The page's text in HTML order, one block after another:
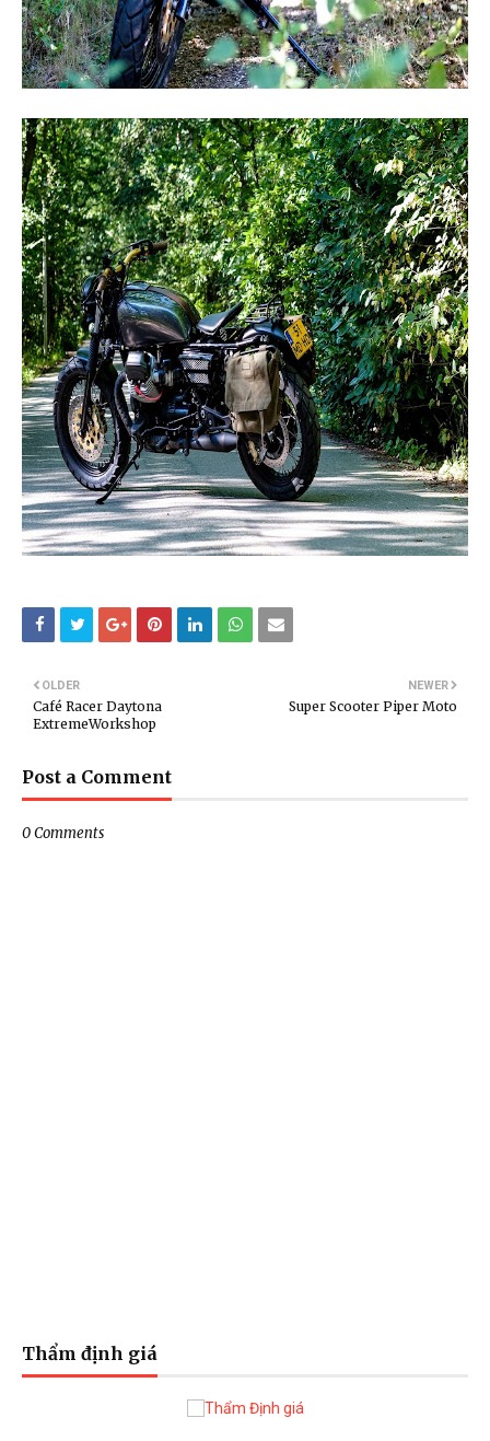
NEWER
Super Scooter Piper Moto
OLDER
Café Racer Daytona
ExtremeWorkshop
Post a Comment
0 Comments
Thẩm định giá